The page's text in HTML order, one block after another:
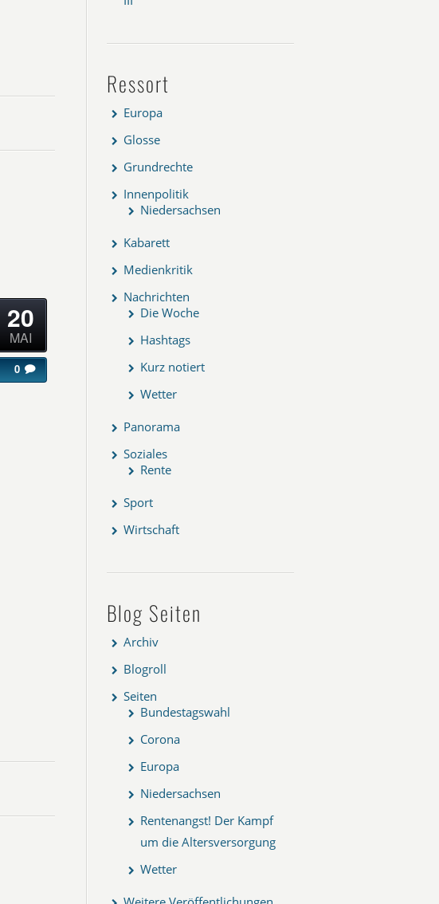
20
MAI
0
Ressort
Europa
Glosse
Grundrechte
Innenpolitik
Niedersachsen
Kabarett
Medienkritik
Nachrichten
Die Woche
Hashtags
Kurz notiert
Wetter
Panorama
Soziales
Rente
Sport
Wirtschaft
Blog Seiten
Archiv
Blogroll
Seiten
Bundestagswahl
Corona
Europa
Niedersachsen
Rentenangst! Der Kampf
um die Altersversorgung
Wetter